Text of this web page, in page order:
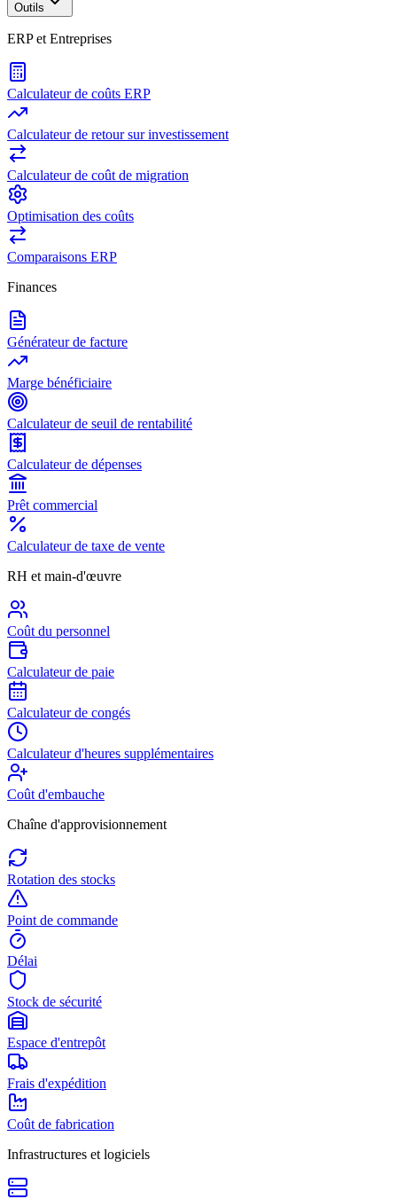
Outils
ERP et Entreprises
Calculateur de coûts ERP
Calculateur de retour sur investissement
Calculateur de coût de migration
Optimisation des coûts
Comparaisons ERP
Finances
Générateur de facture
Marge bénéficiaire
Calculateur de seuil de rentabilité
Calculateur de dépenses
Prêt commercial
Calculateur de taxe de vente
RH et main-d'œuvre
Coût du personnel
Calculateur de paie
Calculateur de congés
Calculateur d'heures supplémentaires
Coût d'embauche
Chaîne d'approvisionnement
Rotation des stocks
Point de commande
Délai
Stock de sécurité
Espace d'entrepôt
Frais d'expédition
Coût de fabrication
Infrastructures et logiciels